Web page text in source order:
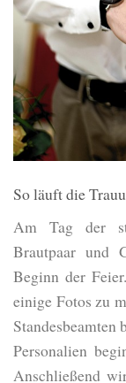
So läuft die
Am Tag der
Brautpaar und
Beginn der
einige Fotos zu
Personalien
Anschließend